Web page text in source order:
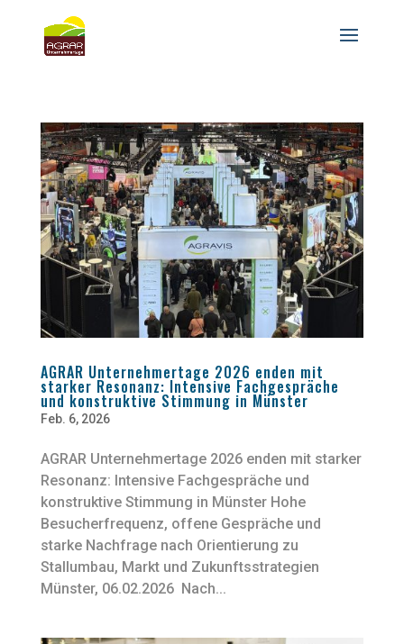
AGRAR Unternehmertage 2026 enden mit
starker Resonanz: Intensive Fachgespräche
und konstruktive Stimmung in Münster
Feb. 6, 2026
AGRAR Unternehmertage 2026 enden mit starker
Resonanz: Intensive Fachgespräche und
konstruktive Stimmung in Münster Hohe
Besucherfrequenz, offene Gespräche und
starke Nachfrage nach Orientierung zu
Stallumbau, Markt und Zukunftsstrategien
Münster, 06.02.2026 Nach...